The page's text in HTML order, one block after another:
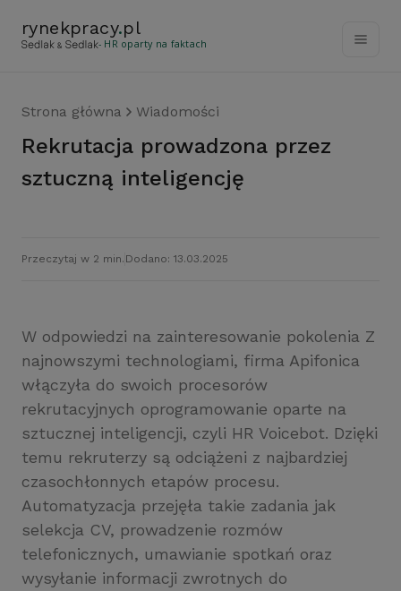
rynekpracy.pl
- HR oparty na faktach
Strona główna Wiadomości
Rekrutacja prowadzona przez
sztuczną inteligencję
Przeczytaj w 2 min. Dodano: 13.03.2025
W odpowiedzi na zainteresowanie pokolenia Z
najnowszymi technologiami, firma Apifonica
włączyła do swoich procesorów
rekrutacyjnych oprogramowanie oparte na
sztucznej inteligencji, czyli HR Voicebot. Dzięki
temu rekruterzy są odciążeni z najbardziej
czasochłonnych etapów procesu.
Automatyzacja przejęła takie zadania jak
selekcja CV, prowadzenie rozmów
telefonicznych, umawianie spotkań oraz
wysyłanie informacji zwrotnych do